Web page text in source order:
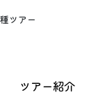
ツアー
ツアー紹介